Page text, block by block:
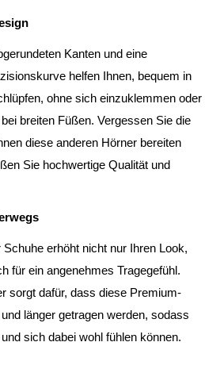
Kanten und eine
helfen Ihnen, bequem in
ohne sich einzuklemmen oder
breiten Füßen. Vergessen Sie die
diese anderen Hörner bereiten
Sie hochwertige Qualität und
erhöht nicht nur Ihren Look,
für ein angenehmes Tragegefühl.
sorgt dafür, dass diese Premium-
länger getragen werden, sodass
sich dabei wohl fühlen können.